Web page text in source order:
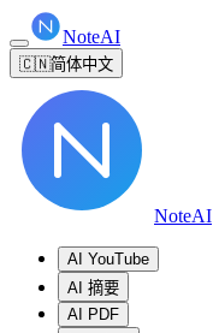
NoteAI
🇨🇳简体中文
NoteAI
AI YouTube
AI 摘要
AI PDF